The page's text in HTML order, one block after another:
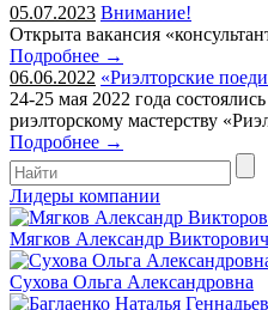
05.07.2023 Внимание!
Открыта вакансия
Подробнее →
06.06.2022 «Риэлторские
24-25 мая 2022 года
риэлторскому мастерству
Подробнее →
Лидеры компании
Мягков Александр Викторович
Сухова Ольга Александровна